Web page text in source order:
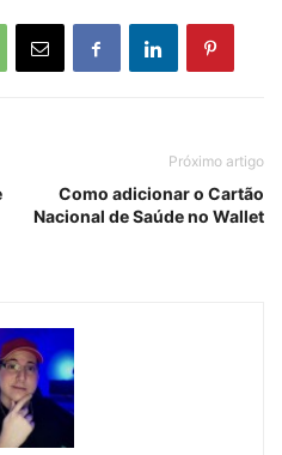
Próximo artigo
Como adicionar o Cartão
Nacional de Saúde no Wallet